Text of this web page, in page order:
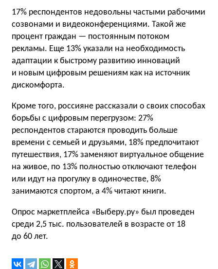
17% респондентов недовольны частыми рабочими
созвонами и видеоконференциями. Такой же
процент граждан — постоянным потоком
рекламы. Еще 13% указали на необходимость
адаптации к быстрому развитию инноваций
и новым цифровым решениям как на источник
дискомфорта.
Кроме того, россияне рассказали о своих способах
борьбы с цифровым перегрузом: 27%
респондентов стараются проводить больше
времени с семьей и друзьями, 18% предпочитают
путешествия, 17% заменяют виртуальное общение
на живое, по 13% полностью отключают телефон
или идут на прогулку в одиночестве, 8%
занимаются спортом, а 4% читают книги.
Опрос маркетплейса «Выберу.ру» был проведен
среди 2,5 тыс. пользователей в возрасте от 18
до 60 лет.